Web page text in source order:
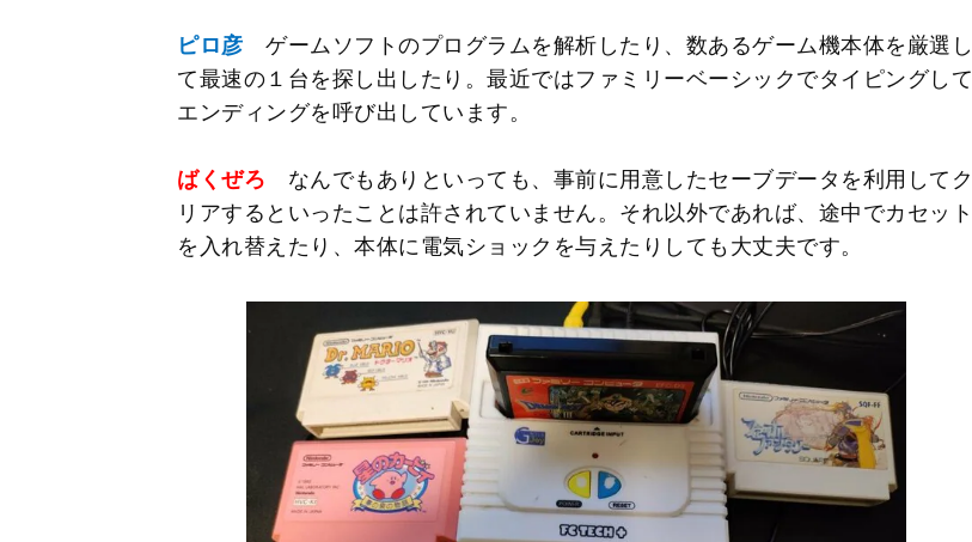
ピロ彦 ゲームソフトのプログラムを解析したり、数あるゲーム機本体を厳選し
て最速の１台を探し出したり。最近ではファミリーベーシックでタイピングして
エンディングを呼び出しています。
ばくぜろ なんでもありといっても、事前に用意したセーブデータを利用してク
リアするといったことは許されていません。それ以外であれば、途中でカセット
を入れ替えたり、本体に電気ショックを与えたりしても大丈夫です。